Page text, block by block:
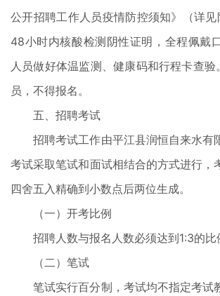
公开招聘工作人员疫情防控须知》（详
48小时内核酸检测阴性证明，全程佩戴
人员做好体温监测、健康码和行程卡查验
员，不得报名。
五、招聘考试
招聘考试工作由平江县润恒自来水有
考试采取笔试和面试相结合的方式进行，
四舍五入精确到小数点后两位生成。
（一）开考比例
招聘人数与报名人数必须达到1:3的比
（二）笔试
笔试实行百分制，考试均不指定考试